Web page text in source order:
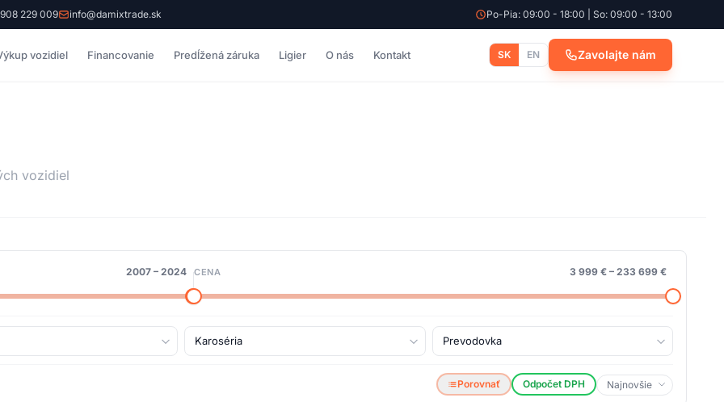
229 009 info@damixtrade.sk Po-Pia: 09:00 - 18:00 | So: 09:00 - 13:00
vozidiel Financovanie Predĺžená záruka Ligier O nás Kontakt SK EN Zavolajte nám
vozidiel
2007 – 2024 CENA 3 999 € – 233 699 €
Porovnať Odpočet DPH